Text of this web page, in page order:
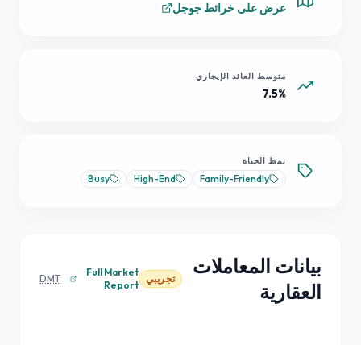
عرض على خرائط جوجل
متوسط العائد الإيجاري
7.5%
نمط الحياة
Family-Friendly
High-End
Busy
بيانات المعاملات
العقارية
تجريبي
Full Market
Report
DMT